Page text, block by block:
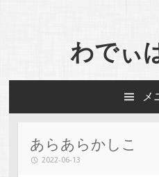
わでぃ
メ
あらあらかしこ
2022-06-13